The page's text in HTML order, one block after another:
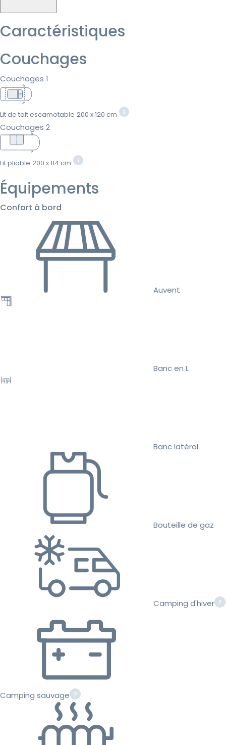
Caractéristiques
Couchages
Couchages 1
Lit de toit escamotable 200 x 120 cm
Couchages 2
Lit pliable 200 x 114 cm
Équipements
Confort à bord
Auvent
Banc en L
Banc latéral
Bouteille de gaz
Camping d'hiver
Camping sauvage